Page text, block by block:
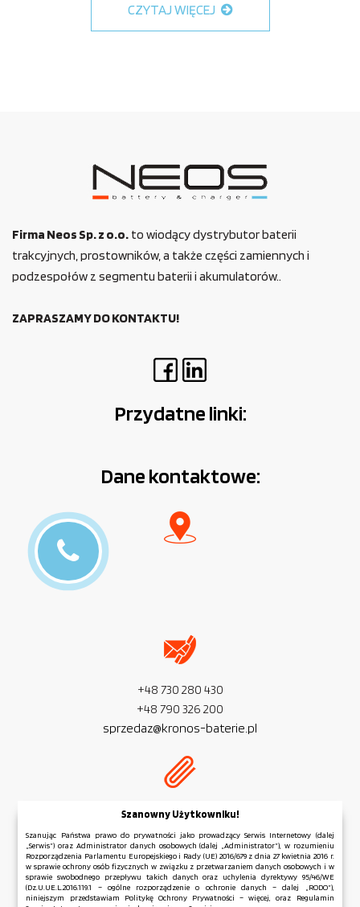
CZYTAJ WIĘCEJ
Firma Neos Sp. z o.o. to wiodący dystrybutor baterii
trakcyjnych, prostowników, a także części zamiennych i
podzespołów z segmentu baterii i akumulatorów..
ZAPRASZAMY DO KONTAKTU!
Przydatne linki:
Dane kontaktowe:
+48 730 280 430
+48 790 326 200
sprzedaz@kronos-baterie.pl
NIP:PL 954 279 77 32
REGON:381 583 006
Szanowny Użytkowniku!
Szanując Państwa prawo do prywatności jako prowadzący Serwis Internetowy (dalej
„Serwis”) oraz Administrator danych osobowych (dalej „Administrator”), w rozumieniu
Rozporządzenia Parlamentu Europejskiego i Rady (UE) 2016/679 z dnia 27 kwietnia 2016 r.
w sprawie ochrony osób fizycznych w związku z przetwarzaniem danych osobowych i w
sprawie swobodnego przepływu takich danych oraz uchylenia dyrektywy 95/46/WE
(Dz.U.UE.L.2016.119.1 – ogólne rozporządzenie o ochronie danych – dalej „RODO”),
niniejszym przedstawiam Politykę Ochrony Prywatności – więcej, oraz Regulamin